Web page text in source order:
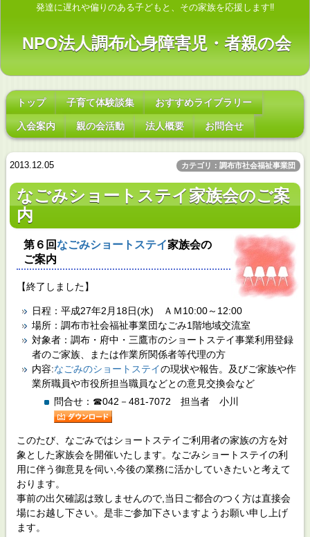
発達に遅れや偏りのある子どもと、その家族を応援します‼
NPO法人調布心身障害児・者親の会
トップ 子育て体験談集 おすすめライブラリー
入会案内 親の会活動 法人概要 お問合せ
2013.12.05 カテゴリ：調布市社会福祉事業団
なごみショートステイ家族会のご案
内
第６回なごみショートステイ家族会の
ご案内
【終了しました】
日程：平成27年2月18日(水) ＡＭ10:00～12:00
場所：調布市社会福祉事業団なごみ1階地域交流室
対象者：調布・府中・三鷹市のショートステイ事業利用登録
者のご家族、または作業所関係者等代理の方
内容:なごみのショートステイの現状や報告。及びご家族や作
業所職員や市役所担当職員などとの意見交換会など
問合せ：☎042－481-7072 担当者 小川
このたび、なごみではショートステイご利用者の家族の方を対
象とした家族会を開催いたします。なごみショートステイの利
用に伴う御意見を伺い,今後の業務に活かしていきたいと考えて
おります。
事前の出欠確認は致しませんので,当日ご都合のつく方は直接会
場にお越し下さい。是非ご参加下さいますようお願い申し上げ
ます。